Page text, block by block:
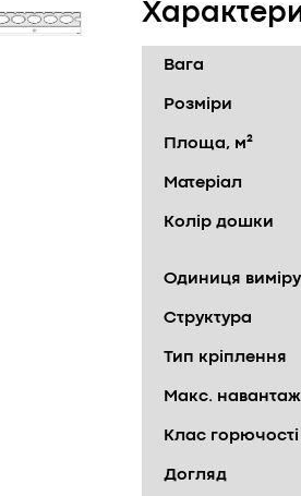
Вага
Розміри
Площа, м²
Матеріал
Колір дошки
Одиниця виміру
Структура
Тип кріплення
Макс.
Клас горючості
Догляд